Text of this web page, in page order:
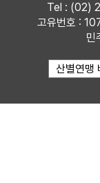
Tel : (02)
고유번호 :
민